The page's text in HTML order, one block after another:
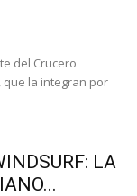
del Crucero
que la integran por
LA